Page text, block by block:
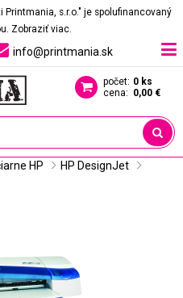
Printmania, s.r.o." je spolufinancovaný
Zobraziť viac.
info@printmania.sk
počet: 0 ks
cena: 0,00 €
HP
HP DesignJet